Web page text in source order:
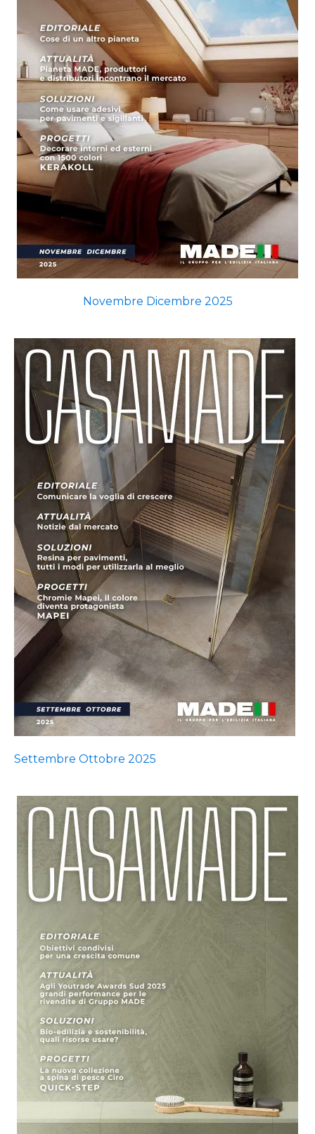
Novembre Dicembre 2025
Settembre Ottobre 2025